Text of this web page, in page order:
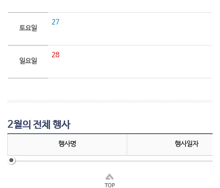
토요일
27
일요일
28
2월의 전체 행사
행사명 행사일자